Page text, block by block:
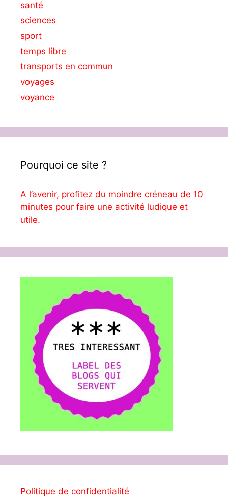
santé
sciences
sport
temps libre
transports en commun
voyages
voyance
Pourquoi ce site ?
A l’avenir, profitez du moindre créneau de 10
minutes pour faire une activité ludique et
utile.
Politique de confidentialité